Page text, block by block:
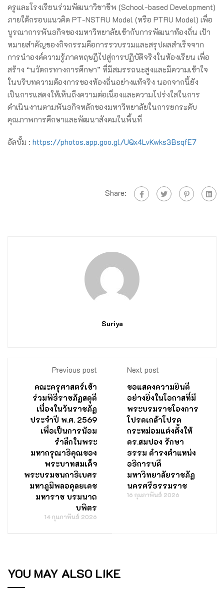
ครูและโรงเรียนร่วมพัฒนาวิชาชีพ (School-based Development)
ภายใต้กรอบแนวคิด PT-NSTRU Model (หรือ PTRU Model) เพื่อ
บูรณาการพันธกิจของมหาวิทยาลัยเข้ากับการพัฒนาท้องถิ่น เป้า
หมายสำคัญของกิจกรรมคือการรวบรวมและสรุปผลสำเร็จจาก
การนำองค์ความรู้ภาคทฤษฎีไปสู่การปฏิบัติจริงในห้องเรียน เพื่อ
สร้าง “นวัตกรทางการศึกษา” ที่มีสมรรถนะสูงและมีความเข้าใจ
ในบริบทความต้องการของท้องถิ่นอย่างแท้จริง นอกจากนี้ยัง
เป็นการแสดงให้เห็นถึงความต่อเนื่องและความโปร่งใสในการ
ดำเนินงานตามพันธกิจหลักของมหาวิทยาลัยในการยกระดับ
คุณภาพการศึกษาและพัฒนาสังคมในพื้นที่
อัลบั้ม : https://photos.app.goo.gl/UQx4LvKwks3BsqfE7
Share:
Suriya
Previous post
คณะครุศาสตร์เข้า
ร่วมพิธีราชภัฏสดุดี
เนื่องในวันราชภัฏ
ประจำปี พ.ศ. 2569
เพื่อเป็นการน้อม
รำลึกในพระ
มหากรุณาธิคุณของ
พระบาทสมเด็จ
พระบรมชนกาธิเบศร
มหาภูมิพลอดุลยเดช
มหาราช บรมนาถ
บพิตร
14 กุมภาพันธ์ 2026
Next post
ขอแสดงความยินดี
อย่างยิ่งในโอกาสที่มี
พระบรมราชโองการ
โปรดเกล้าโปรด
กระหม่อมแต่งตั้งให้
ดร.สมปอง รักษา
ธรรม ดำรงตำแหน่ง
อธิการบดี
มหาวิทยาลัยราชภัฏ
นครศรีธรรมราช
16 กุมภาพันธ์ 2026
YOU MAY ALSO LIKE